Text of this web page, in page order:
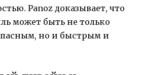
Panoz доказывает, что
может быть не только
но и быстрым и